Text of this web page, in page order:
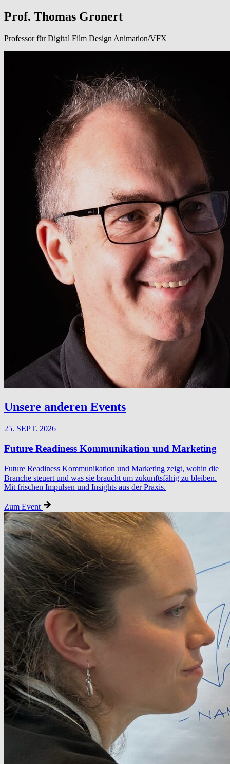
Prof. Thomas Gronert
Professor für Digital Film Design Animation/VFX
Unsere anderen Events
25. SEPT. 2026
Future Readiness Kommunikation und Marketing
Future Readiness Kommunikation und Marketing zeigt, wohin die
Branche steuert und was sie braucht um zukunftsfähig zu bleiben.
Mit frischen Impulsen und Insights aus der Praxis.
Zum Event